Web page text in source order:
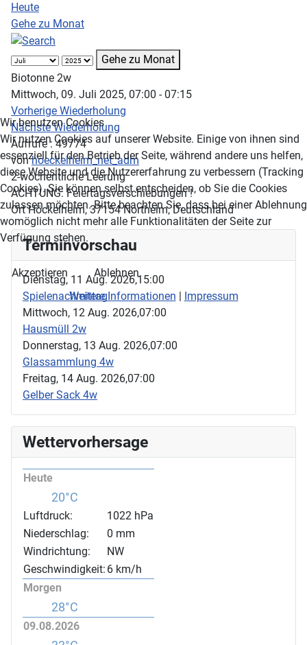
Heute
Gehe zu Monat
Gehe zu Monat
Biotonne 2w
Mittwoch, 09. Juli 2025, 07:00 - 07:15
Vorherige Wiederholung
Nächste Wiederholung
Aufrufe: 49774
vonhoeckelheim_net_adm
2-wöchentliche Leerung
ACHTUNG: Feiertagsverschiebungen !
OrtHöckelheim, 37154 Northeim, Deutschland
Terminvorschau
Dienstag, 11 Aug. 2026,15:00
Spielenachmittag
Mittwoch, 12 Aug. 2026,07:00
Hausmüll 2w
Donnerstag, 13 Aug. 2026,07:00
Glassammlung 4w
Freitag, 14 Aug. 2026,07:00
Gelber Sack 4w
Wettervorhersage
Heute
20°C
Luftdruck:
1022 hPa
Niederschlag:
0 mm
Windrichtung:
NW
Geschwindigkeit: 6 km/h
Morgen
28°C
09.08.2026
Wir benutzen Cookies
Wir nutzen Cookies auf unserer Website. Einige von ihnen sind
essenziell für den Betrieb der Seite, während andere uns helfen,
diese Website und die Nutzererfahrung zu verbessern (Tracking
Cookies). Sie können selbst entscheiden, ob Sie die Cookies
zulassen möchten. Bitte beachten Sie, dass bei einer Ablehnung
womöglich nicht mehr alle Funktionalitäten der Seite zur
Verfügung stehen.
Akzeptieren
Ablehnen
Weitere Informationen | Impressum